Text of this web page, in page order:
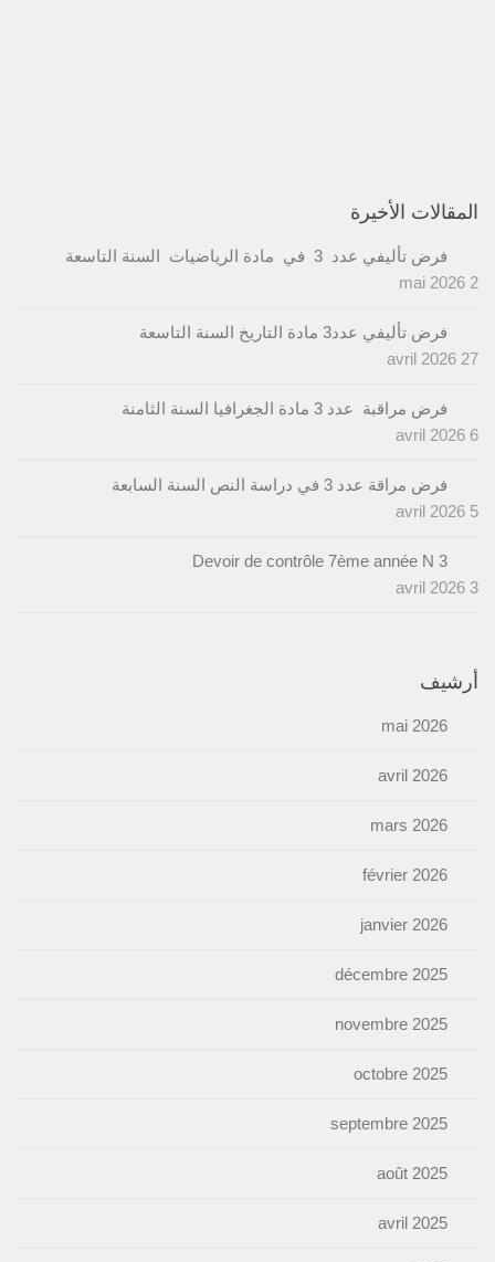
المقالات الأخيرة
فرض تأليفي عدد 3 في مادة الرياضيات السنة التاسعة
2 mai 2026
فرض تأليفي عدد3 مادة التاريخ السنة التاسعة
27 avril 2026
فرض مراقبة عدد 3 مادة الجغرافيا السنة الثامنة
6 avril 2026
فرض مراقة عدد 3 في دراسة النص السنة السابعة
5 avril 2026
Devoir de contrôle 7ème année N 3
3 avril 2026
أرشيف
mai 2026
avril 2026
mars 2026
février 2026
janvier 2026
décembre 2025
novembre 2025
octobre 2025
septembre 2025
août 2025
avril 2025